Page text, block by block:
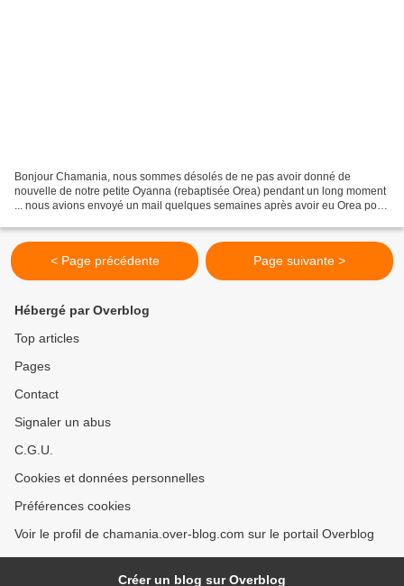
Bonjour Chamania, nous sommes désolés de ne pas avoir donné de
nouvelle de notre petite Oyanna (rebaptisée Orea) pendant un long moment
... nous avions envoyé un mail quelques semaines après avoir eu Orea pour
< Page précédente Page suivante >
Hébergé par Overblog
Top articles
Pages
Contact
Signaler un abus
C.G.U.
Cookies et données personnelles
Préférences cookies
Voir le profil de chamania.over-blog.com sur le portail Overblog
Créer un blog sur Overblog